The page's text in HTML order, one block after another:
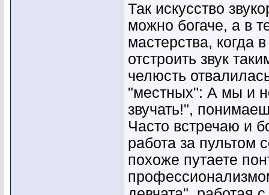
Так искусство
можно богаче, а в
мастерства, когда
отстроить звук
челюсть
"местных": А мы и
звучать!",
Часто встречаю и
работа за пультом
похоже путаете